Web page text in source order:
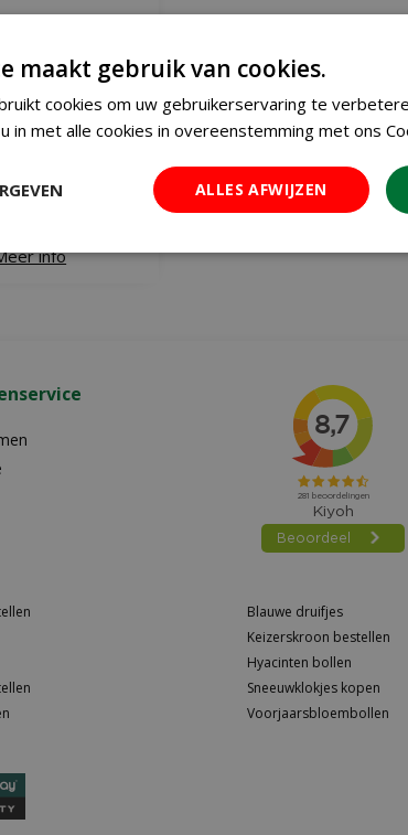
250/18v
solo
183 ,99
info
Blauwe druifjes
Keizerskroon bestellen
Hyacinten bollen
Sneeuwklokjes kopen
Voorjaarsbloembollen
maakt gebruik van cookies.
cookies om uw gebruikerservaring te
in met alle cookies in overeenstemming met ons
ALLES AFWIJZEN